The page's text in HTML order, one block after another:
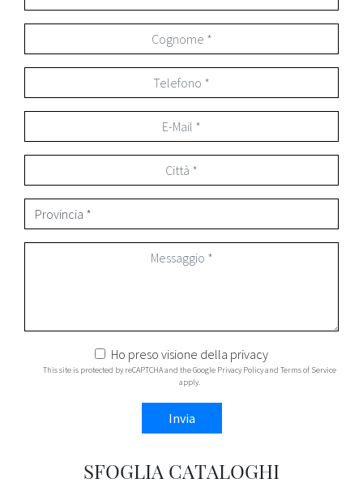
Ho preso visione della privacy
This site is protected by reCAPTCHA and the Google Privacy Policyand Terms of Service
apply.
Invia
SFOGLIA CATALOGHI